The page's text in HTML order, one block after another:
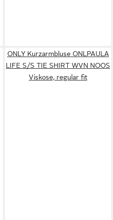
ONLY Kurzarmbluse ONLPAULA
LIFE S/S TIE SHIRT WVN NOOS
Viskose, regular fit